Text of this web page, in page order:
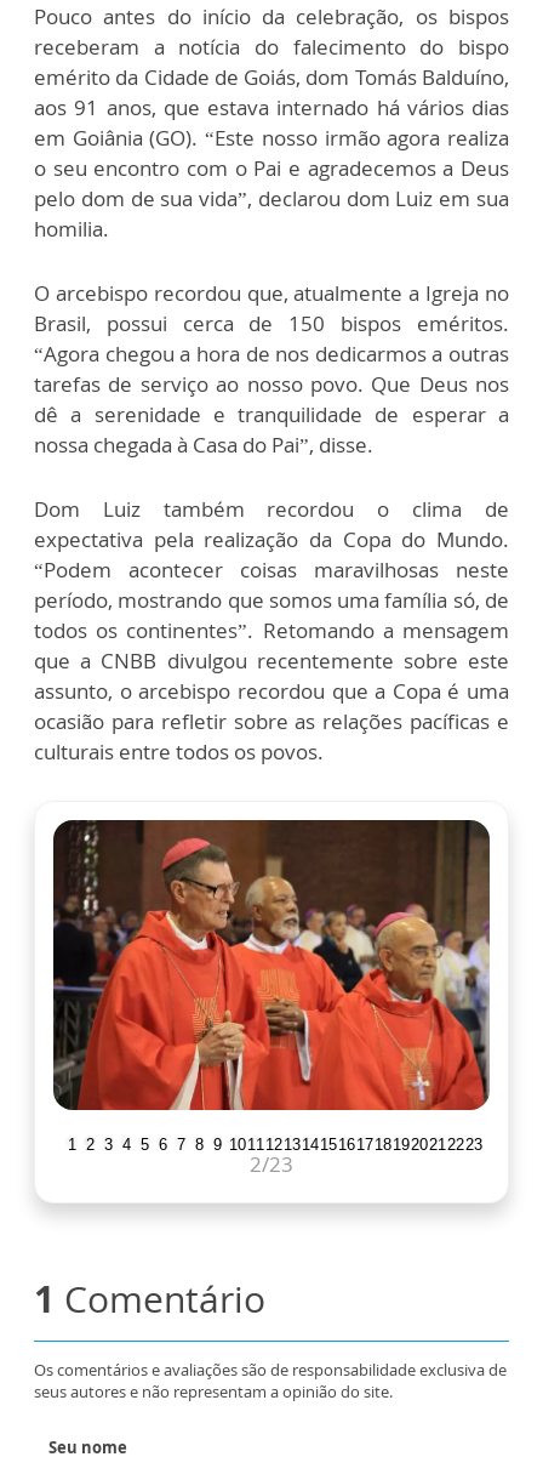
Pouco antes do início da celebração, os bispos
receberam a notícia do falecimento do bispo
emérito da Cidade de Goiás, dom Tomás Balduíno,
aos 91 anos, que estava internado há vários dias
em Goiânia (GO). “Este nosso irmão agora realiza
o seu encontro com o Pai e agradecemos a Deus
pelo dom de sua vida”, declarou dom Luiz em sua
homilia.
O arcebispo recordou que, atualmente a Igreja no
Brasil, possui cerca de 150 bispos eméritos.
“Agora chegou a hora de nos dedicarmos a outras
tarefas de serviço ao nosso povo. Que Deus nos
dê a serenidade e tranquilidade de esperar a
nossa chegada à Casa do Pai”, disse.
Dom Luiz também recordou o clima de
expectativa pela realização da Copa do Mundo.
“Podem acontecer coisas maravilhosas neste
período, mostrando que somos uma família só, de
todos os continentes”. Retomando a mensagem
que a CNBB divulgou recentemente sobre este
assunto, o arcebispo recordou que a Copa é uma
ocasião para refletir sobre as relações pacíficas e
culturais entre todos os povos.
1 2 3 4 5 6 7 8 9 1011 12131415161718192021 2223
2/23
1 Comentário
Os comentários e avaliações são de responsabilidade exclusiva de
seus autores e não representam a opinião do site.
Seu nome